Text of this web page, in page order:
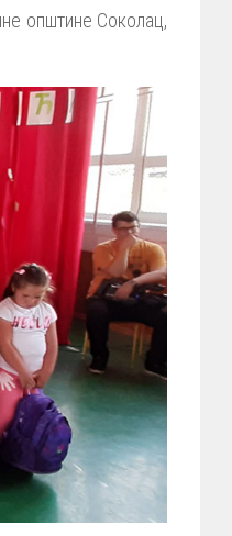
општине Соколац,